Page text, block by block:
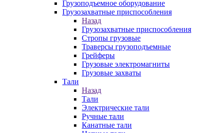
Грузоподъемное оборудование
Грузозахватные приспособления
Назад
Грузозахватные приспособления
Стропы грузовые
Траверсы грузоподъемные
Грейферы
Грузовые электромагниты
Грузовые захваты
Тали
Назад
Тали
Электрические тали
Ручные тали
Канатные тали